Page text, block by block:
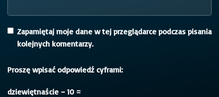
Zapamiętaj moje dane w tej przeglądarce podczas pisania
kolejnych komentarzy.
Proszę wpisać odpowiedź cyframi:
dziewiętnaście − 10 =